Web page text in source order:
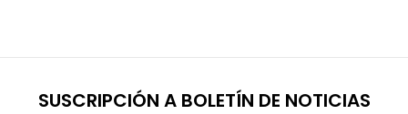
SUSCRIPCIÓN A BOLETÍN DE NOTICIAS